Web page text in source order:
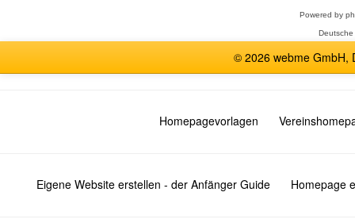
Powered by
© 2026 webme GmbH,
Homepagevorlagen
Eigene Website erstellen - der Anfänger Guide Homepage